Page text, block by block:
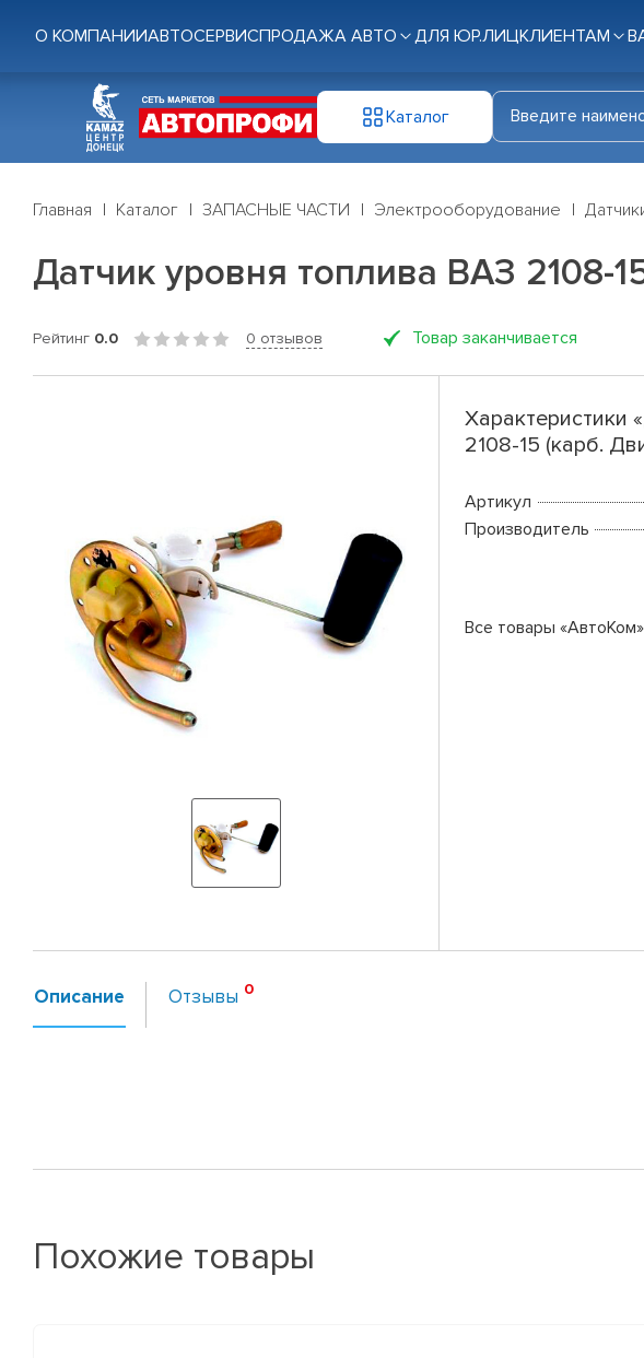
О КОМПАНИИАВТОСЕРВИСПРОДАЖА АВТО ДЛЯ ЮР.ЛИЦКЛИЕНТАМ
Каталог
Главная Каталог ЗАПАСНЫЕ ЧАСТИ Электрооборудование
Датчик уровня топлива ВАЗ 2108-
Рейтинг 0.0 0 отзывов Товар заканчивается
Характеристики
2108-15 (карб.
Артикул
Производитель
Все товары «АвтоКом»
Описание Отзывы
Похожие товары